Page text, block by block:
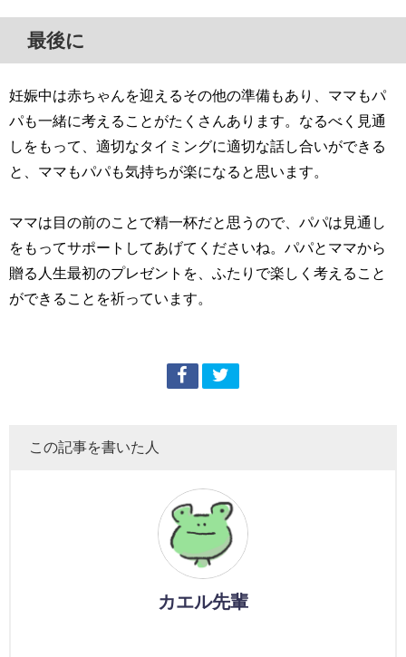
最後に
妊娠中は赤ちゃんを迎えるその他の準備もあり、ママもパ
パも一緒に考えることがたくさんあります。なるべく見通
しをもって、適切なタイミングに適切な話し合いができる
と、ママもパパも気持ちが楽になると思います。
ママは目の前のことで精一杯だと思うので、パパは見通し
をもってサポートしてあげてくださいね。パパとママから
贈る人生最初のプレゼントを、ふたりで楽しく考えること
ができることを祈っています。
この記事を書いた人
カエル先輩